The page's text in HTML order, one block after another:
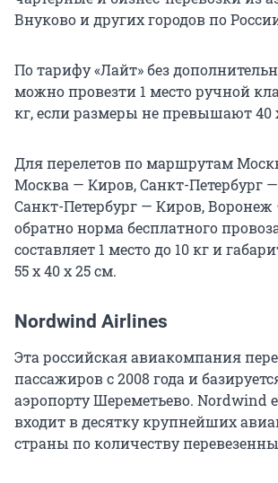
Внуково и других городов по
По тарифу «Лайт» без
можно провезти 1 место ручной
кг, если размеры не превышают 40
Для перелетов по маршрутам
Москва — Киров, Санкт-Петербург
Санкт-Петербург — Киров,
обратно норма бесплатного
составляет 1 место до 10 кг и
55 х 40 х 25 см.
Nordwind Airlines
Эта российская авиакомпания
пассажиров с 2008 года и
аэропорту Шереметьево. Nordwind
входит в десятку крупнейших
страны по количеству